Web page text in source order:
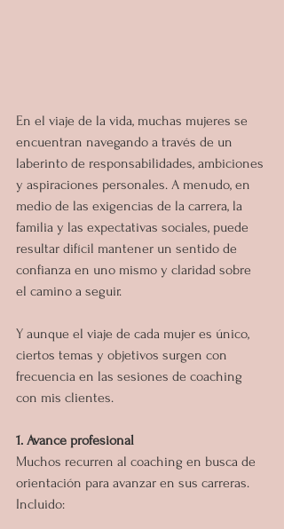
En el viaje de la vida, muchas mujeres se
encuentran navegando a través de un
laberinto de responsabilidades, ambiciones
y aspiraciones personales. A menudo, en
medio de las exigencias de la carrera, la
familia y las expectativas sociales, puede
resultar difícil mantener un sentido de
confianza en uno mismo y claridad sobre
el camino a seguir.
Y aunque el viaje de cada mujer es único,
ciertos temas y objetivos surgen con
frecuencia en las sesiones de coaching
con mis clientes.
1. Avance profesional
Muchos recurren al coaching en busca de
orientación para avanzar en sus carreras.
Incluido: